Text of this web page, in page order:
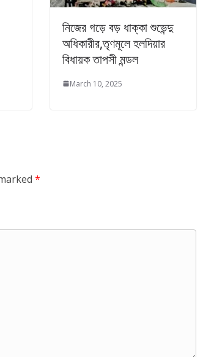
নিজের গড়ে বড় ধাক্কা শুভেন্দু
অধিকারীর,তৃণমূলে হলদিয়ার
বিধায়ক তাপসী মন্ডল
March 10, 2025
*